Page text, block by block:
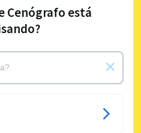
Cenógrafo está